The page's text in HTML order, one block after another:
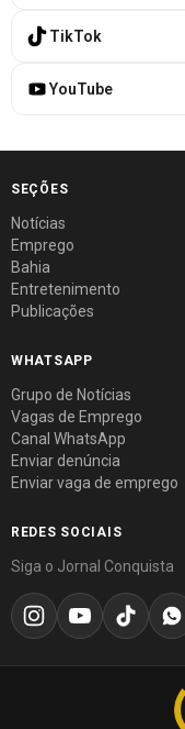
TikTok
YouTube
SEÇÕES
Notícias
Emprego
Bahia
Entretenimento
Publicações
WHATSAPP
Grupo de Notícias
Vagas de Emprego
Canal WhatsApp
Enviar denúncia
Enviar vaga de emprego
REDES SOCIAIS
Siga o Jornal Conquista